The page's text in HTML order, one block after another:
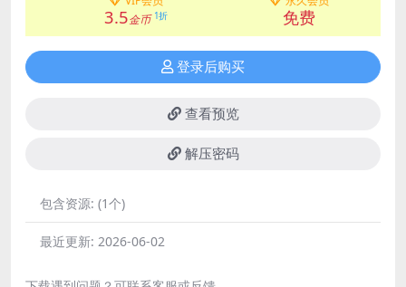
3.5金币 1折 免费
登录后购买
查看预览
解压密码
包含资源: (1个)
最近更新: 2026-06-02